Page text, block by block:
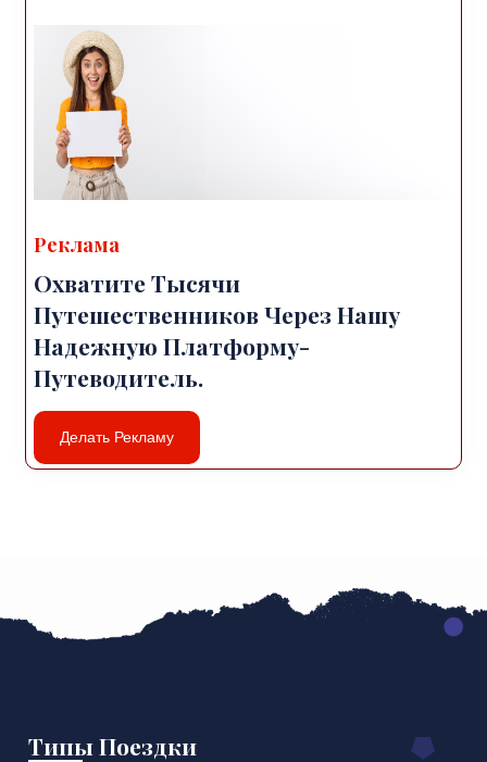
Реклама
Охватите Тысячи
Путешественников Через Нашу
Надежную Платформу-
Путеводитель.
Делать Рекламу
Типы Поездки